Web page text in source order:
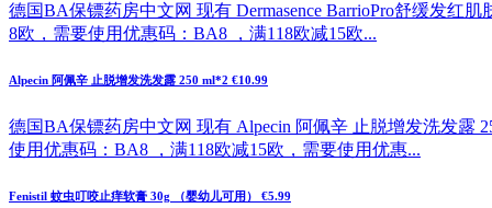
德国BA保镖药房中文网 现有 Dermasence BarrioPro舒缓发红
8欧，需要使用优惠码：BA8 ，满118欧减15欧...
Alpecin 阿佩辛 止脱增发洗发露 250 ml*2 €10.99
德国BA保镖药房中文网 现有 Alpecin 阿佩辛 止脱增发洗发露
使用优惠码：BA8 ，满118欧减15欧，需要使用优惠...
Fenistil 蚊虫叮咬止痒软膏 30g （婴幼儿可用） €5.99